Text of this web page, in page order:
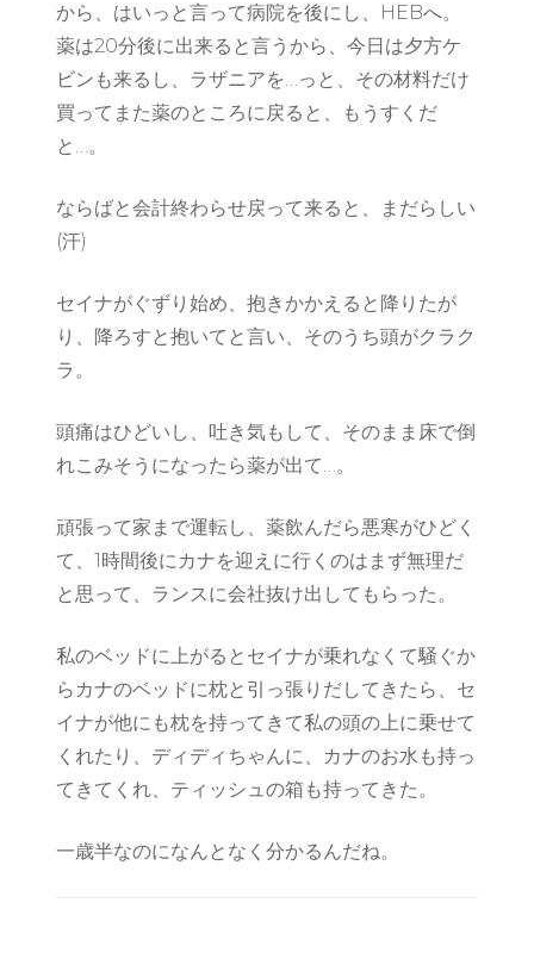
から、はいっと言って病院を後にし、HEBへ。
薬は20分後に出来ると言うから、今日は夕方ケ
ビンも来るし、ラザニアを…っと、その材料だけ
買ってまた薬のところに戻ると、もうすくだ
と…。
ならばと会計終わらせ戻って来ると、まだらしい
(汗)
セイナがぐずり始め、抱きかかえると降りたが
り、降ろすと抱いてと言い、そのうち頭がクラク
ラ。
頭痛はひどいし、吐き気もして、そのまま床で倒
れこみそうになったら薬が出て…。
頑張って家まで運転し、薬飲んだら悪寒がひどく
て、1時間後にカナを迎えに行くのはまず無理だ
と思って、ランスに会社抜け出してもらった。
私のベッドに上がるとセイナが乗れなくて騒ぐか
らカナのベッドに枕と引っ張りだしてきたら、セ
イナが他にも枕を持ってきて私の頭の上に乗せて
くれたり、ディディちゃんに、カナのお水も持っ
てきてくれ、ティッシュの箱も持ってきた。
一歳半なのになんとなく分かるんだね。